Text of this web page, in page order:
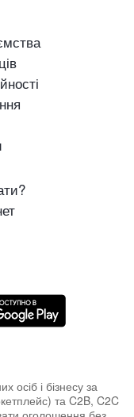
і бізнесу за
та C2B, C2C